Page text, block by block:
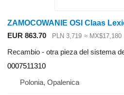
EUR 863.70 PLN 3,719 ≈ MX$17,180
Recambio - otra pieza del sistema
0007511310
Polonia, Opalenica